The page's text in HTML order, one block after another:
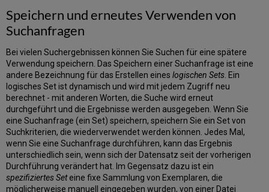
gespeicherten
Sortierung
der
Suchergebnisse
Suchergebnisse
filtern
Anpassen
der
Suchergebnisse
Anzahl
der
Suchergebnisse
Filtern
elektronischer
Speichern und erneutes Verwenden von
Suchanfragen
Bei vielen Suchergebnissen können Sie Suchen für eine spätere
Verwendung speichern. Das Speichern einer Suchanfrage ist eine
andere Bezeichnung für das Erstellen eineslogischen Sets . Ein
logisches Set ist dynamisch und wird mit jedem Zugriff neu
berechnet - mit anderen Worten, die Suche wird erneut
durchgeführt und die Ergebnisse werden ausgegeben. Wenn Sie
eine Suchanfrage (ein Set) speichern, speichern Sie ein Set von
Suchkriterien, die wiederverwendet werden können. Jedes Mal,
wenn Sie eine Suchanfrage durchführen, kann das Ergebnis
unterschiedlich sein, wenn sich der Datensatz seit der vorherigen
Durchführung verändert hat. Im Gegensatz dazu ist ein
spezifiziertes Seteine fixe Sammlung von Exemplaren, die
möglicherweise manuell eingegeben wurden, von einer Datei